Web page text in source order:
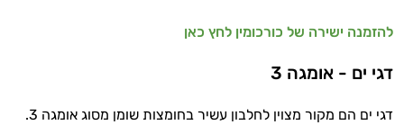
להזמנה ישירה של כורכומין לחץ כאן
דגי ים - אומגה 3
דגי ים הם מקור מצוין לחלבון עשיר בחומצות שומן מסוג אומגה 3.